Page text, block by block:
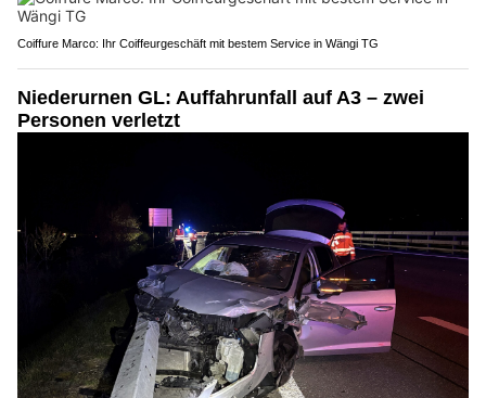
Coiffure Marco: Ihr Coiffeurgeschäft mit bestem Service in Wängi TG
Niederurnen GL: Auffahrunfall auf A3 – zwei
Personen verletzt